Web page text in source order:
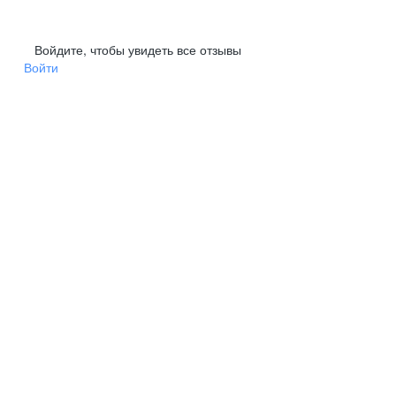
Войдите, чтобы увидеть все отзывы
Войти